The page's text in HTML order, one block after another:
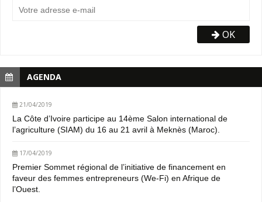
OK
AGENDA
21/04/2019
La Côte d’Ivoire participe au 14ème Salon international de
l’agriculture (SIAM) du 16 au 21 avril à Meknès (Maroc).
17/04/2019
Premier Sommet régional de l’initiative de financement en
faveur des femmes entrepreneurs (We-Fi) en Afrique de
l’Ouest.